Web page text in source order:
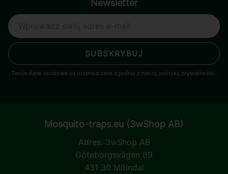
Newsletter
SUBSKRYBUJ
Twoje dane osobowe są przetwarzane zgodnie z naszą polityką prywatności .
Mosquito-traps.eu (3wShop AB)
Adres: 3wShop AB
Göteborgsvägen 89
431 30 Mölndal